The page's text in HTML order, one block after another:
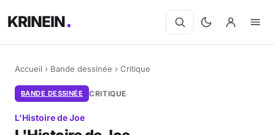
KRINEIN
Accueil › Bande dessinée › Critique
BANDE DESSINÉE CRITIQUE
L'Histoire de Joe